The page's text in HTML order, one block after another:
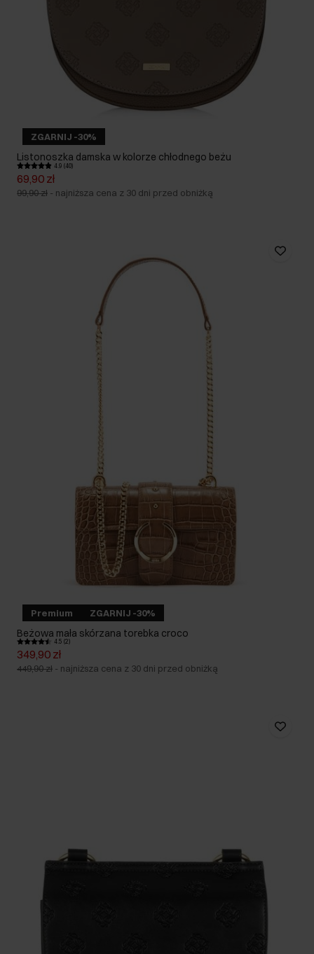
ZGARNIJ -30%
Listonoszka damska w kolorze chłodnego beżu
4.9 (40)
69,90 zł
99,90 zł - najniższa cena z 30 dni przed obniżką
Premium ZGARNIJ -30%
Beżowa mała skórzana torebka croco
4.5 (2)
349,90 zł
449,90 zł - najniższa cena z 30 dni przed obniżką